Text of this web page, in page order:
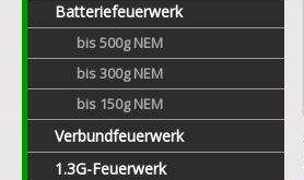
Batteriefeuerwerk
bis 500g NEM
bis 300g NEM
bis 150g NEM
Verbundfeuerwerk
1.3G-Feuerwerk